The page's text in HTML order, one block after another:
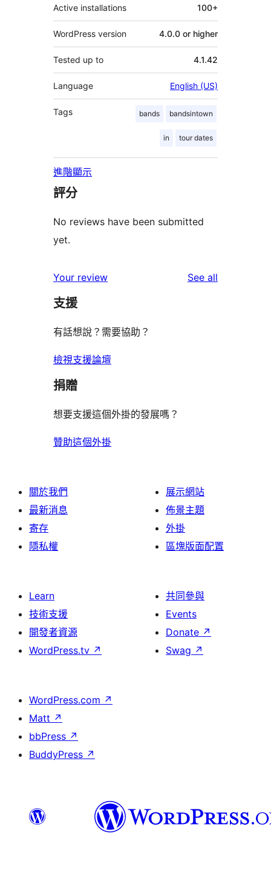
Active installations 100+
WordPress version 4.0.0 or higher
Tested up to 4.1.42
Language English (US)
Tags bands bandsintown
in tour dates
進階顯示
評分
No reviews have been submitted
yet.
Your review See all
支援
有話想說？需要協助？
檢視支援論壇
捐贈
想要支援這個外掛的發展嗎？
贊助這個外掛
關於我們
最新消息
寄存
隱私權
展示網站
佈景主題
外掛
區塊版面配置
Learn
技術支援
開發者資源
WordPress.tv ↗
共同參與
Events
Donate ↗
Swag ↗
WordPress.com ↗
Matt ↗
bbPress ↗
BuddyPress ↗